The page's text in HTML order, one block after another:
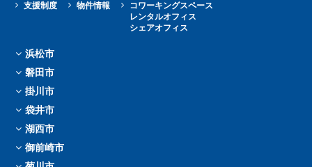
支援制度 物件情報
コワーキングスペース
レンタルオフィス
シェアオフィス
浜松市
磐田市
掛川市
袋井市
湖西市
御前崎市